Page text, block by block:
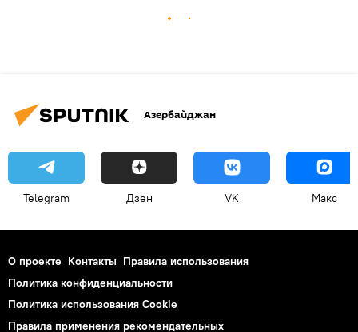
Азербайджан
Telegram Дзен VK Макс
О проекте Контакты Правила использования
Политика конфиденциальности
Политика использования Cookie
Правила применения рекомендательных